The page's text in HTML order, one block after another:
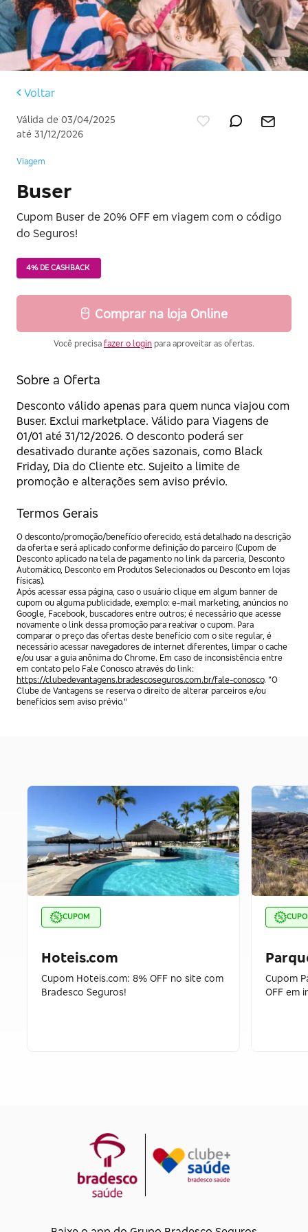
Voltar
Válida de 03/04/2025
até 31/12/2026
Viagem
Buser
Cupom Buser de 20% OFF em viagem com o código
do Seguros!
4% DE CASHBACK
Comprar na loja Online
Você precisa fazer o login para aproveitar as ofertas.
Sobre a Oferta
Desconto válido apenas para quem nunca viajou com
Buser. Exclui marketplace. Válido para Viagens de
01/01 até 31/12/2026. O desconto poderá ser
desativado durante ações sazonais, como Black
Friday, Dia do Cliente etc. Sujeito a limite de
promoção e alterações sem aviso prévio.
Termos Gerais
O desconto/promoção/benefício oferecido, está detalhado na descrição
da oferta e será aplicado conforme definição do parceiro (Cupom de
Desconto aplicado na tela de pagamento no link da parceria, Desconto
Automático, Desconto em Produtos Selecionados ou Desconto em lojas
físicas).
Após acessar essa página, caso o usuário clique em algum banner de
cupom ou alguma publicidade, exemplo: e-mail marketing, anúncios no
Google, Facebook, buscadores entre outros; é necessário que acesse
novamente o link dessa promoção para reativar o cupom. Para
comparar o preço das ofertas deste benefício com o site regular, é
necessário acessar navegadores de internet diferentes, limpar o cache
e/ou usar a guia anônima do Chrome. Em caso de inconsistência entre
em contato pelo Fale Conosco através do link:
https://clubedevantagens.bradescoseguros.com.br/fale-conosco. “O
Clube de Vantagens se reserva o direito de alterar parceiros e/ou
benefícios sem aviso prévio."
CUPOM
Hoteis.com
Cupom Hoteis.com: 8% OFF no site com
Bradesco Seguros!
Cupom
OFF em